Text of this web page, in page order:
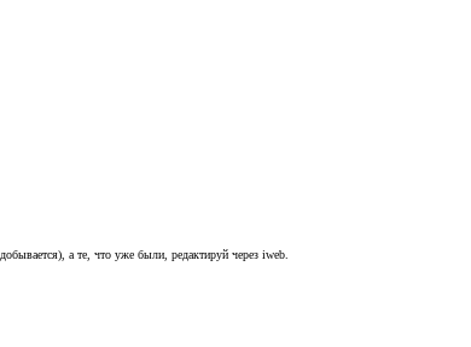
а те, что уже были, редактируй через iweb.